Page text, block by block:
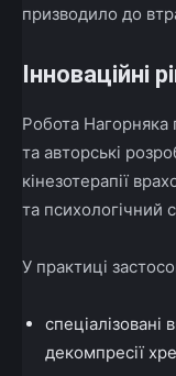
призводило до
Інноваційні
Робота Нагорняка
та авторські
кінезотерапії
та психологічний
У практиці
декомпресії